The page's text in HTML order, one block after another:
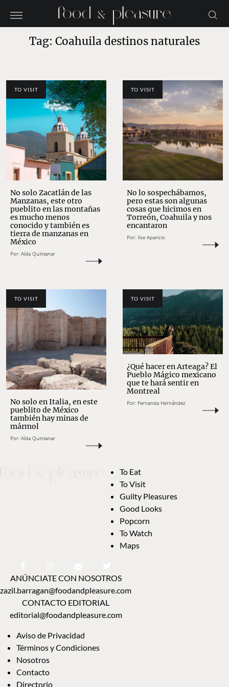
Tag: Coahuila destinos naturales
TO VISIT
No solo Zacatlán de las
Manzanas, este otro
pueblito en las montañas
es mucho menos
conocido y también es
tierra de manzanas en
México
Por: Aída Quintanar
TO VISIT
No lo sospechábamos,
pero estas son algunas
cosas que hicimos en
Torreón, Coahuila y nos
encantaron
Por: Ilse Aparicio
TO VISIT
No solo en Italia, en este
pueblito de México
también hay minas de
mármol
Por: Aída Quintanar
TO VISIT
¿Qué hacer en Arteaga? El
Pueblo Mágico mexicano
que te hará sentir en
Montreal
Por: Fernanda Hernández
To Eat
To Visit
Guilty Pleasures
Good Looks
Popcorn
To Watch
Maps
ANÚNCIATE CON NOSOTROS
zazil.barragan@foodandpleasure.com
CONTACTO EDITORIAL
editorial@foodandpleasure.com
Aviso de Privacidad
Términos y Condiciones
Nosotros
Contacto
Directorio